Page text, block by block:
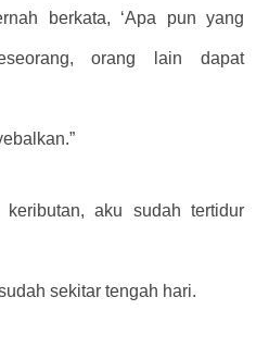
berkata, ‘Apa pun yang
orang lain dapat
aku sudah tertidur
sekitar tengah hari.